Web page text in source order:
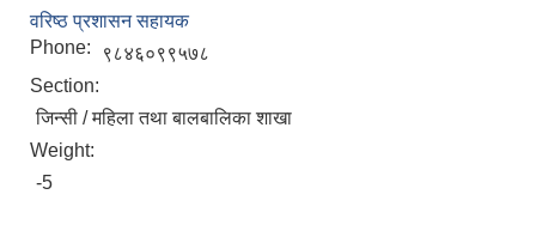
वरिष्ठ प्रशासन सहायक
Phone:
९८४६०९९५७८
Section:
जिन्सी / महिला तथा बालबालिका शाखा
Weight:
-5